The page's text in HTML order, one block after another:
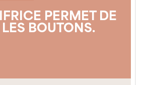
PERMET DE
BOUTONS.